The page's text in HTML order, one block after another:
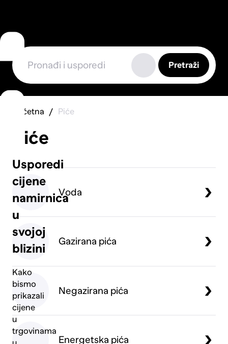
Usporedi
cijene
namirnica
u
svojoj
blizini
Kako
bismo
prikazali
cijene
u
trgovinama
Pretraži
Početna Piće
Piće
Voda
Gazirana pića
Negazirana pića
Energetska pića